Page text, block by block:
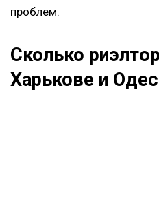
проблем.
Сколько
Харькове и